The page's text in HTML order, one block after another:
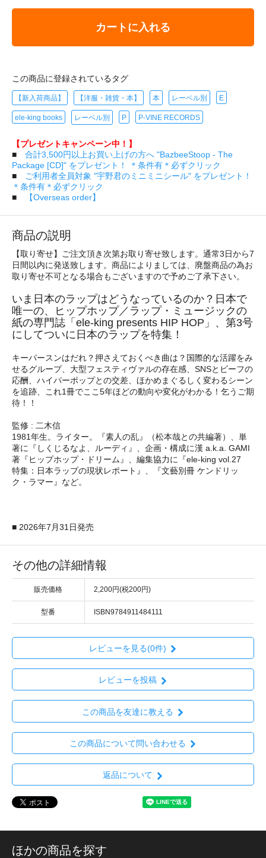
カートに入れる
この商品に登録されているタグ
【新入荷商品】 【洋服・雑貨・本】 本 レーベル別 E
ele-king books レーベル別 P P-VINE RECORDS
【プレゼントキャンペーン中！】
■ 合計3,500円以上お買い上げの方へ "BazbeeStoop - The
Package [CD]" をプレゼント！ ＊条件有＊必ずクリック
■
ご利用者全員対象 "宇野君のミニミニシール" をプレゼント！
＊条件有＊必ずクリック
■
【Overseas order】
商品の説明
【取り寄せ】ご注文頂き次第お取り寄せ致します。通常3日から7
日間以内に発送致します。商品によりましては、廃盤商品の為お
取り寄せ不可となる場合もございますので予めご了承下さい。
いま日本のラップはどうなっているのか？日本で
唯一の、ヒップホップ／ラップ・ミュージックの
紙の専門誌「ele-king presents HIP HOP」、第3号
にしてついに日本のラップを特集！
キーパースンはだれ？押さえておくべき曲は？国際的な活躍をみ
せるグループ、大型フェスティヴァルの存在感、SNSとビーフの
応酬、ハイパーポップとの交差、ほかめまぐるしく変わるシーン
を追跡、これ1冊でここ5年ほどの動向や変化がわかる！乞うご期
待！！
監修 : 二木信
1981年生。ライター。『素人の乱』（松本哉との共編著）、単
著に『しくじるなよ、ルーディ』、企画・構成に漢 a.k.a. GAMI
著『ヒップホップ・ドリーム』、編集協力に『ele-king vol.27
特集：日本ラップの現状レポート』、『文藝別冊 ケンドリッ
ク・ラマー』など。
■ 2026年7月31日発売
その他の詳細情報
販売価格 2,200円(税200円)
型番 ISBN9784911484111
レビューを見る(0件)
レビューを投稿
この商品を友達に教える
この商品について問い合わせる
返品について
ほかの商品を探す